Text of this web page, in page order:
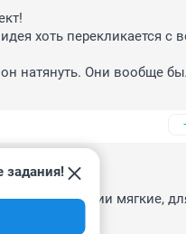
хоть перекликается с
натянуть. Они вообще
чистые, линии мягкие,
задания!